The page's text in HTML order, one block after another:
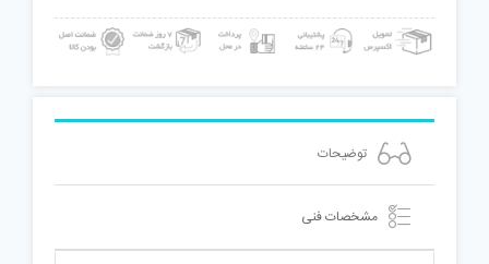
توضیحات
مشخصات فنی